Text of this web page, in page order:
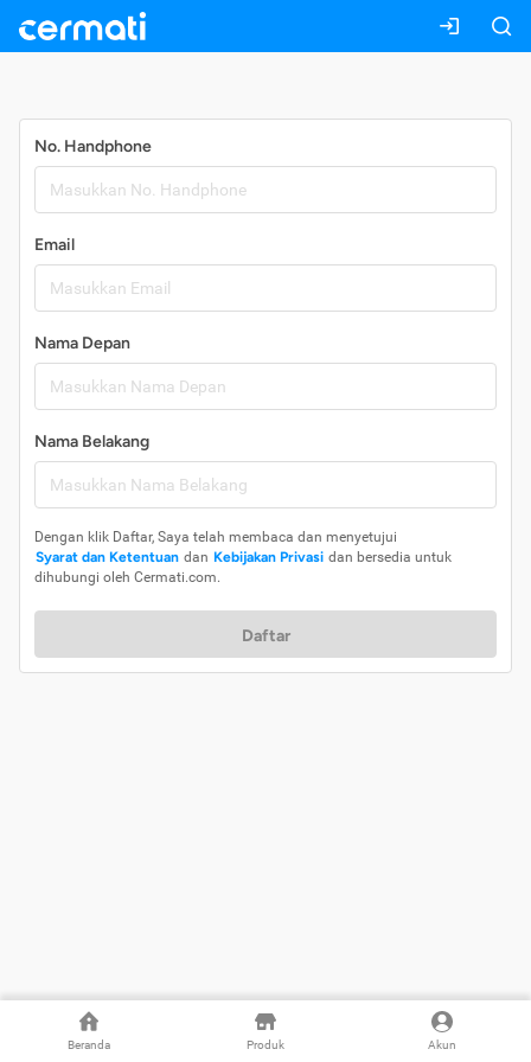
Beranda Produk Akun
No. Handphone
Email
Nama Depan
Nama Belakang
Dengan klik Daftar, Saya telah membaca dan menyetujui
Syarat dan Ketentuan dan Kebijakan Privasi dan bersedia untuk
dihubungi oleh Cermati.com.
Daftar